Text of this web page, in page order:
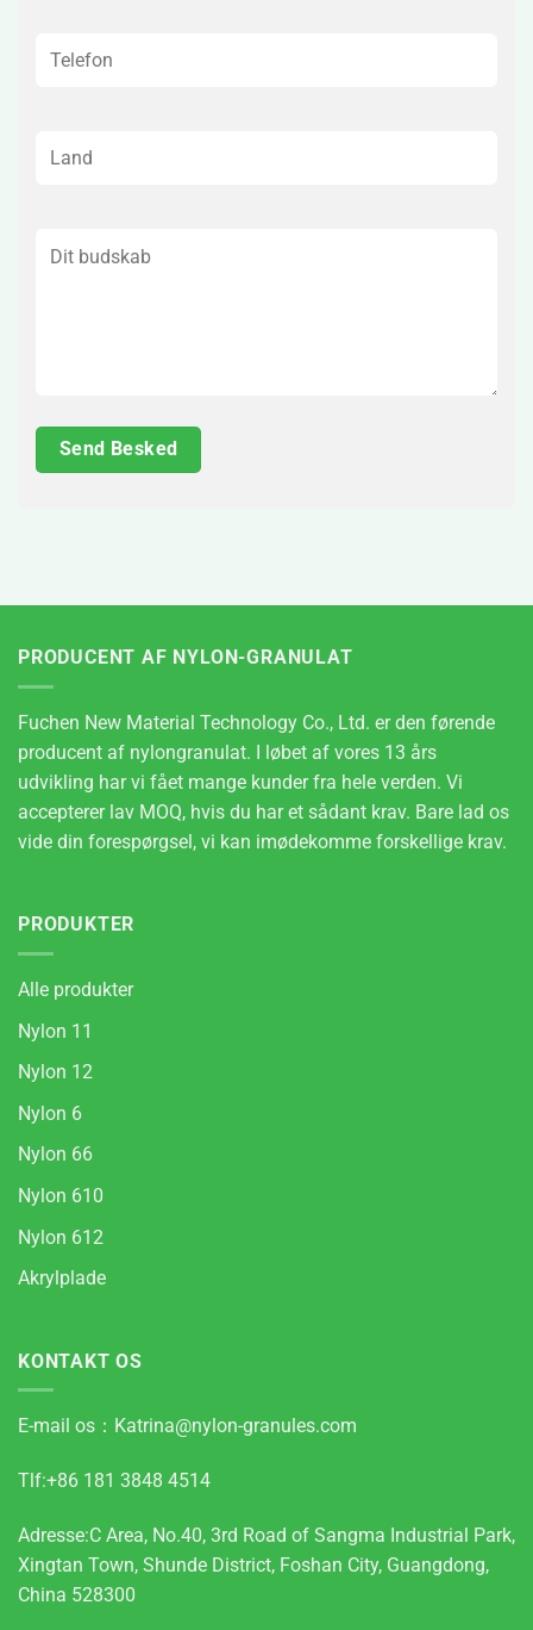
PRODUCENT AF NYLON-GRANULAT
Fuchen New Material Technology Co., Ltd. er den førende
producent af nylongranulat. I løbet af vores 13 års
udvikling har vi fået mange kunder fra hele verden. Vi
accepterer lav MOQ, hvis du har et sådant krav. Bare lad os
vide din forespørgsel, vi kan imødekomme forskellige krav.
PRODUKTER
Alle produkter
Nylon 11
Nylon 12
Nylon 6
Nylon 66
Nylon 610
Nylon 612
Akrylplade
KONTAKT OS
E-mail os： Katrina@nylon-granules.com
Tlf:+86 181 3848 4514
Adresse:C Area, No.40, 3rd Road of Sangma Industrial Park,
Xingtan Town, Shunde District, Foshan City, Guangdong,
China 528300